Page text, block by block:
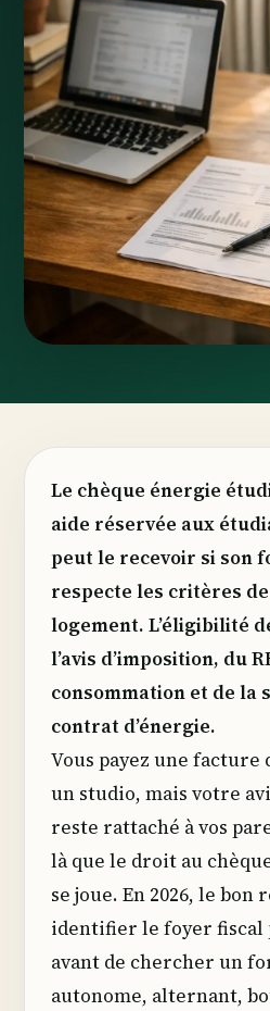
Le chèque énergie
aide réservée aux
peut le recevoir si son
respecte les critères
logement. L’éligibilité
l’avis d’imposition, du
consommation et de la
contrat d’énergie.
Vous payez une facture
un studio, mais votre
reste rattaché à vos
là que le droit au
se joue. En 2026, le bon
identifier le foyer fiscal
avant de chercher un
autonome, alternant,